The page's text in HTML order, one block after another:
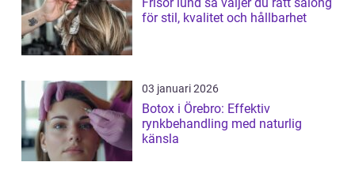
för stil, kvalitet och hållbarhet
03 januari 2026
Botox i Örebro: Effektiv
rynkbehandling med naturlig
känsla